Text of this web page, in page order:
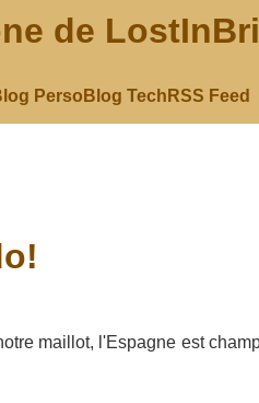
de
Perso Blog Tech RSS Feed
maillot, l'Espagne est